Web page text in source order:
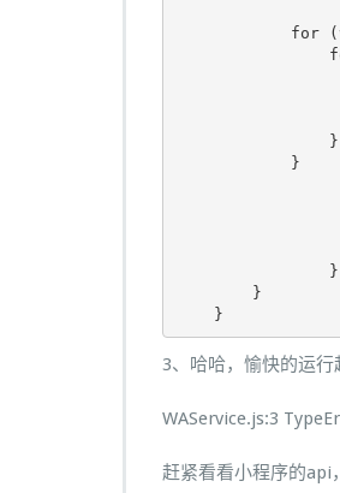
for
(
}
}
}
}
3、哈哈，愉快的运行
WAService.js:3
赶紧看看小程序的api